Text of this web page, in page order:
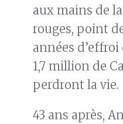
aux mains de
rouges, point
années
1,7 million de
perdront la vie.
43 ans après,